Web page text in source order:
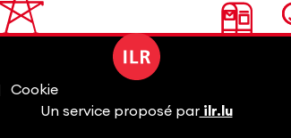
Cookie
Un service proposé parilr.lu